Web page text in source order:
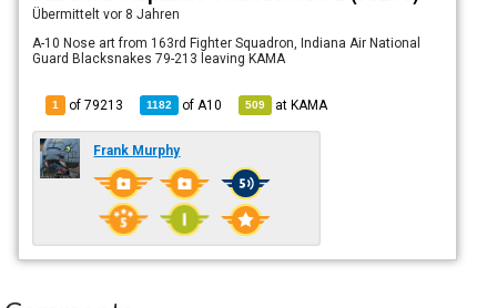
Übermitteltvor 8 Jahren
A-10 Nose art from 163rd Fighter Squadron, Indiana Air National
Guard Blacksnakes 79-213 leaving KAMA
1 of 79213 1182 of A10 509 atKAMA
Frank Murphy